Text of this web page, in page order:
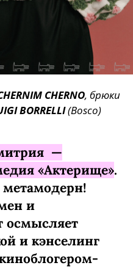
CHERNO, брюки
BORRELLI(Bosco)
—
«Актерище».
и
осмысляет
и кэнселинг